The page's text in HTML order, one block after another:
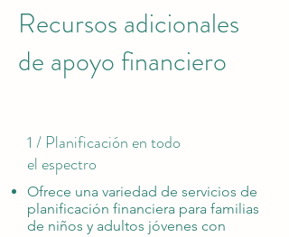
Recursos adicionales
de apoyo financiero
1 / Planificación en todo
el espectro
Ofrece una variedad de servicios de
planificación financiera para familias
de niños y adultos jóvenes con